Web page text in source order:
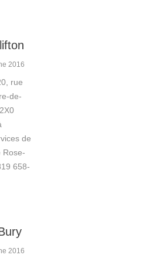
2016
rue
de-
de
Rose-
658-
2016